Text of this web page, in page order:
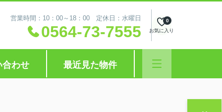
営業時間：10：00～18：00 定休日：水曜日
0564-73-7555 お気に入り
0
合わせ 最近見た物件